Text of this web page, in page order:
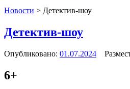
Новости > Детектив-шоу
Детектив-шоу
Опубликовано: 01.07.2024
6+